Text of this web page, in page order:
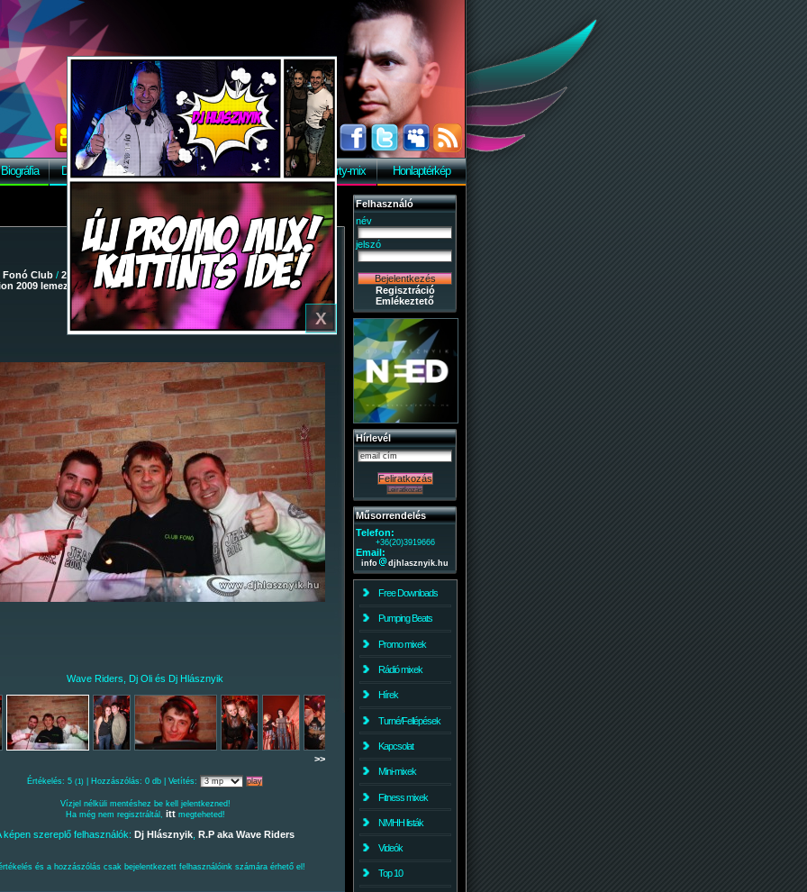
X
Biográfia Discográfia Képek Letöltés Vendégkönyv Party-mix Honlaptérkép
Fonó Club / 2009-03-07 - Dj Hlásznyik vs Wave Riders - Remix
2009 lemezbemutató turné/ 37
Wave Riders, Dj Oli és Dj Hlásznyik
>>
Értékelés: 5 (1) | Hozzászólás: 0 db | Vetítés:
Vízjel nélküli mentéshez be kell jelentkezned!
Ha még nem regisztráltál, ittmegteheted!
képen szereplő felhasználók: Dj Hlásznyik R.P aka Wave Riders
és a hozzászólás csak bejelentkezett felhasználóink számára érhető el!
Felhasználó
név
jelszó
Regisztráció
Emlékeztető
Hírlevél
Műsorrendelés
Telefon:
+36(20)3919666
Email:
info djhlasznyik.hu
Free Downloads
Pumping Beats
Promo mixek
Rádió mixek
Hírek
Turné/Fellépések
Kapcsolat
Mini-mixek
Fitness mixek
NMHH listák
Videók
Top 10